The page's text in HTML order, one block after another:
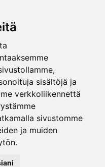
sisältöjä ja
verkkoliikennettä
sivustomme
ja muiden